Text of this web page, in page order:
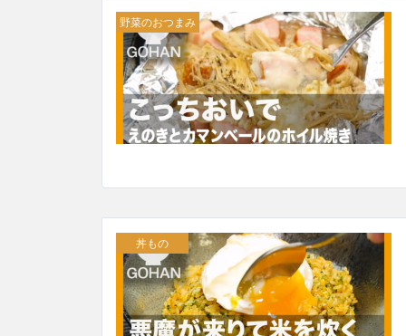
野菜のおつまみ
丼もの